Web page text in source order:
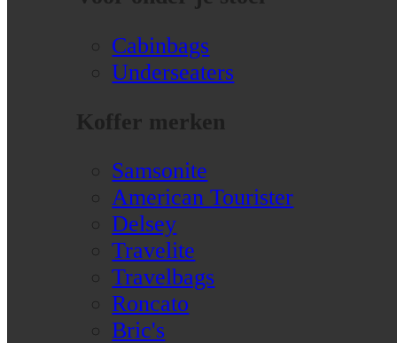
Cabinbags
Underseaters
Koffer merken
Samsonite
American Tourister
Delsey
Travelite
Travelbags
Roncato
Bric's